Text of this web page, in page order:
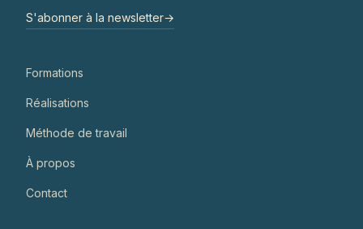
S'abonner à la newsletter→
Formations
Réalisations
Méthode de travail
À propos
Contact